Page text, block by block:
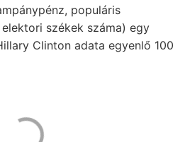
populáris
székek száma) egy
Clinton adata egyenlő 100